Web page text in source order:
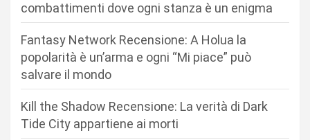
combattimenti dove ogni stanza è un enigma
Fantasy Network Recensione: A Holua la
popolarità è un’arma e ogni “Mi piace” può
salvare il mondo
Kill the Shadow Recensione: La verità di Dark
Tide City appartiene ai morti